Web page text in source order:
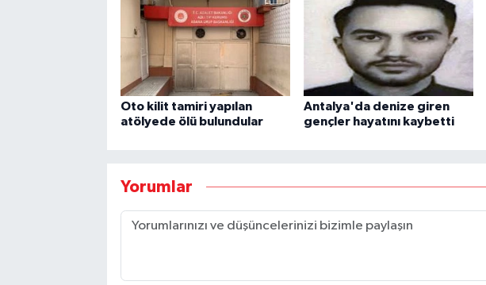
Oto kilit tamiri yapılan
atölyede ölü bulundular
Antalya'da denize giren
gençler hayatını kaybetti
Yorumlar